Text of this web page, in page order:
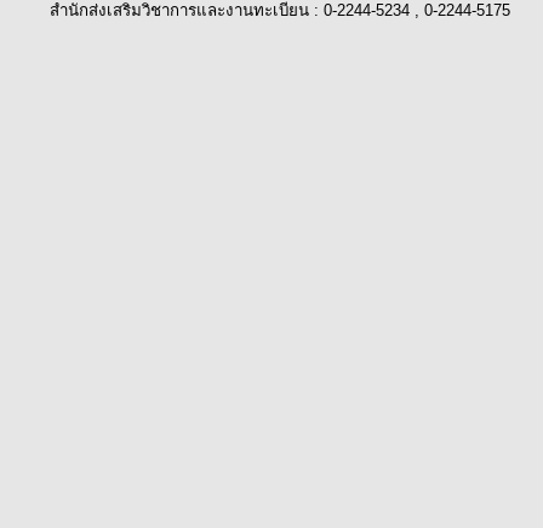
สำนักส่งเสริมวิชาการและงานทะเบียน : 0-2244-5234 , 0-2244-5175